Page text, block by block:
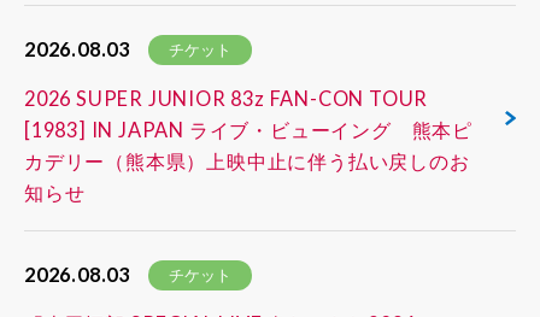
2026.08.03 チケット
2026 SUPER JUNIOR 83z FAN-CON TOUR
[1983] IN JAPAN ライブ・ビューイング 熊本ピ
カデリー（熊本県）上映中止に伴う払い戻しのお
知らせ
2026.08.03 チケット